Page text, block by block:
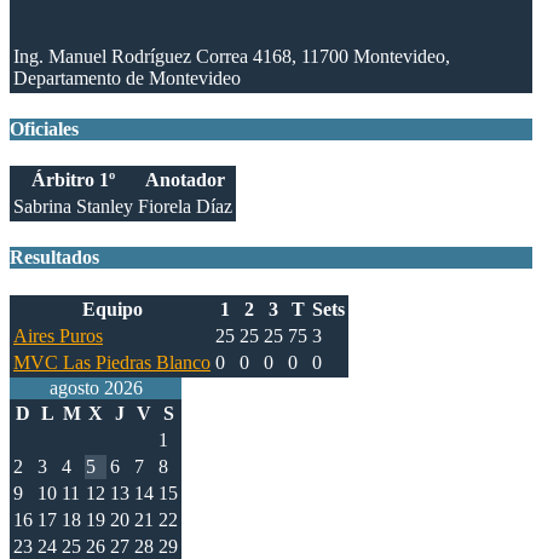
Ing. Manuel Rodríguez Correa 4168, 11700 Montevideo,
Departamento de Montevideo
Oficiales
Árbitro 1º
Anotador
Sabrina Stanley Fiorela Díaz
Resultados
Equipo 1 2 3 T Sets
Aires Puros
25 25 25 75 3
MVC Las Piedras Blanco 0 0 0 0
0
agosto 2026
D L M X J V S
1
2
3 4 5 6 7
8
9
10 11 12 13 14 15
16 17 18 19 20 21 22
23 24 25 26 27 28 29